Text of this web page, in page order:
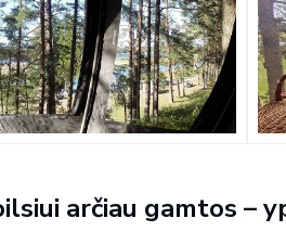
arčiau gamtos –